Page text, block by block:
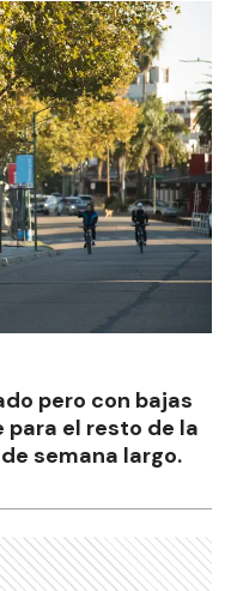
pero con bajas
para el resto de la
semana largo.